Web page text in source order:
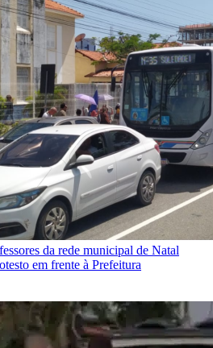
da rede municipal de Natal
em frente à Prefeitura